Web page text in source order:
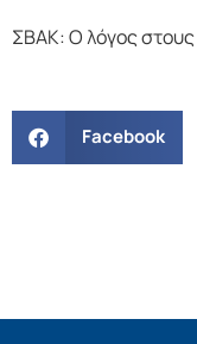
ΣΒΑΚ: Ο λόγος
Facebook